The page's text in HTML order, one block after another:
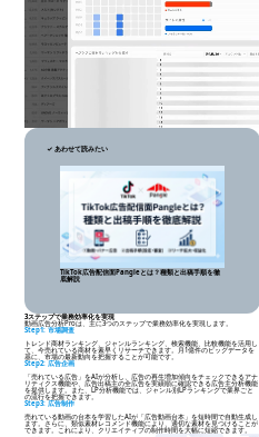
✓ あわせて読みたい
TikTok広告配信面Pangleとは？種類と出稿手順を徹
底解説
3ステップで業務効率化を実現
動画広告分析Proは、主に3つのステップで業務効率化を実現します。
Step1: 市場調査
トレンド商材ランキング、ジャンルランキング、検索機能、比較機能を活用し
て、今売れている商材を素早くリサーチできます。月1億件のビッグデータを
基に、市場の最新動向を把握することが可能です。
Step2: 広告企画
「売れている広告」をAIが分析し、広告の再生増加傾向をチェックできるアナ
リティクス機能や、広告出稿主の全広告を実績順に確認できる広告主分析機能
を提供します。また、LP分析機能では、ジャンル別LPランキングで業界ごと
の流行を把握できます。
Step3: 広告制作
売れている動画の台本を学習したAIが「広告動画台本」を短時間で自動生成し
ます。さらに、類似素材レコメンド機能により、適切な素材を見つけることが
できます。これにより、クリエイティブの制作時間を大幅に短縮できます。